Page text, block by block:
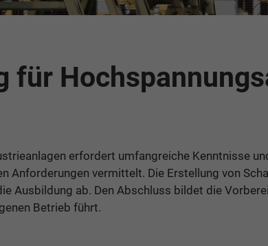
für
erfordert umfangreiche Kenntnisse
Anforderungen vermittelt. Die Erstellung von
Ausbildung ab. Den Abschluss bildet die
Betrieb führt.